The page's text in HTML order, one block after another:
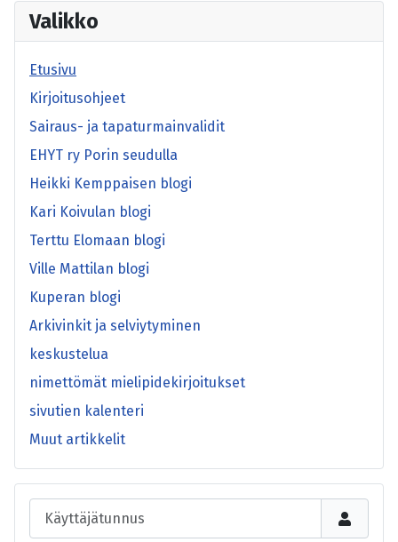
Valikko
Etusivu
Kirjoitusohjeet
Sairaus- ja tapaturmainvalidit
EHYT ry Porin seudulla
Heikki Kemppaisen blogi
Kari Koivulan blogi
Terttu Elomaan blogi
Ville Mattilan blogi
Kuperan blogi
Arkivinkit ja selviytyminen
keskustelua
nimettömät mielipidekirjoitukset
sivutien kalenteri
Muut artikkelit
Käyttäjätunnus